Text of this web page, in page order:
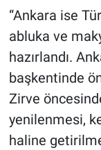
​“Ankara ise
abluka ve
hazırlandı.
başkentinde
Zirve
yenilenmesi,
haline